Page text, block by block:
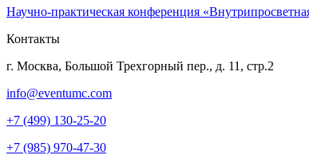
Научно-практическая конференция
Контакты
г. Москва, Большой Трехгорный пер., д. 11, стр.2
info@eventumc.com
+7 (499) 130-25-20
+7 (985) 970-47-30